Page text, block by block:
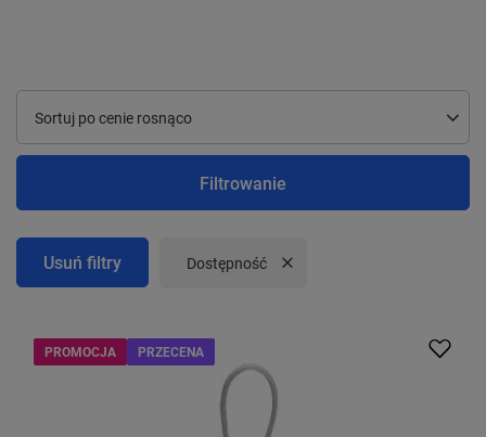
Zmień sortowanie
Sortuj po cenie rosnąco
Filtrowanie
Usuń filtry Usuń filtr
Dostępność
PROMOCJA PRZECENA